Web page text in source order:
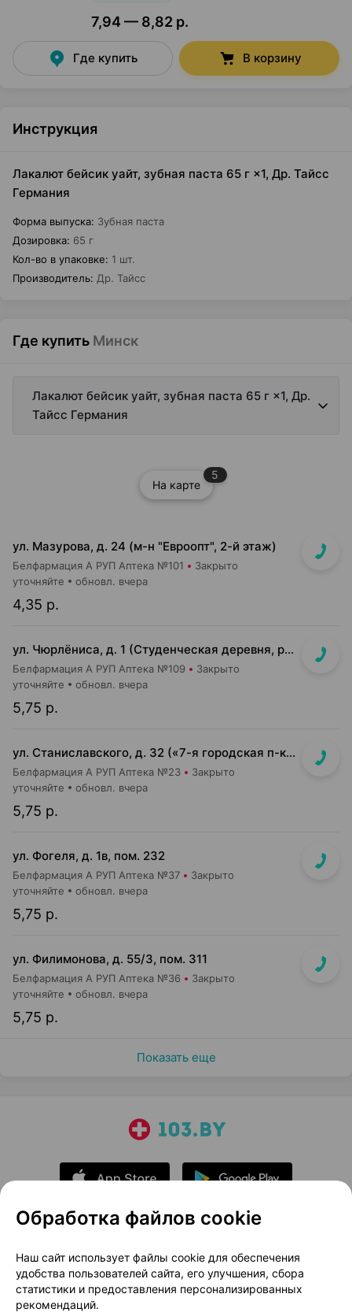
7,94 — 8,82 р.
Где купить В корзину
Инструкция
Лакалют бейсик уайт, зубная паста 65 г ×1, Др. Тайсс
Германия
Форма выпуска: Зубная паста
Дозировка: 65 г
Кол-во в упаковке: 1 шт.
Производитель: Др. Тайсс
Где купить Минск
Лакалют бейсик уайт, зубная паста 65 г ×1, Др.
Тайсс Германия
На карте
5
ул. Мазурова, д. 24 (м-н "Евроопт", 2-й этаж)
Белфармация А РУП Аптека №101 Закрыто
4,35 р.
уточняйте обновл. вчера
ул. Чюрлёниса, д. 1 (Студенческая деревня, рядом с г-том "Алми").
Белфармация А РУП Аптека №109 Закрыто
5,75 р.
уточняйте обновл. вчера
ул. Станиславского, д. 32 («7-я городская п-ка»)
Белфармация А РУП Аптека №23 Закрыто
5,75 р.
уточняйте обновл. вчера
ул. Фогеля, д. 1в, пом. 232
Белфармация А РУП Аптека №37 Закрыто
5,75 р.
уточняйте обновл. вчера
ул. Филимонова, д. 55/3, пом. 311
Белфармация А РУП Аптека №36 Закрыто
5,75 р.
уточняйте обновл. вчера
Показать еще
О проекте
Новости проекта
Размещение рекламы
Медицинский маркетинг
Публичный договор
Доставка
Обработка файлов cookie
Наш сайт использует файлы cookie для обеспечения
удобства пользователей сайта, его улучшения, сбора
статистики и предоставления персонализированных
рекомендаций.